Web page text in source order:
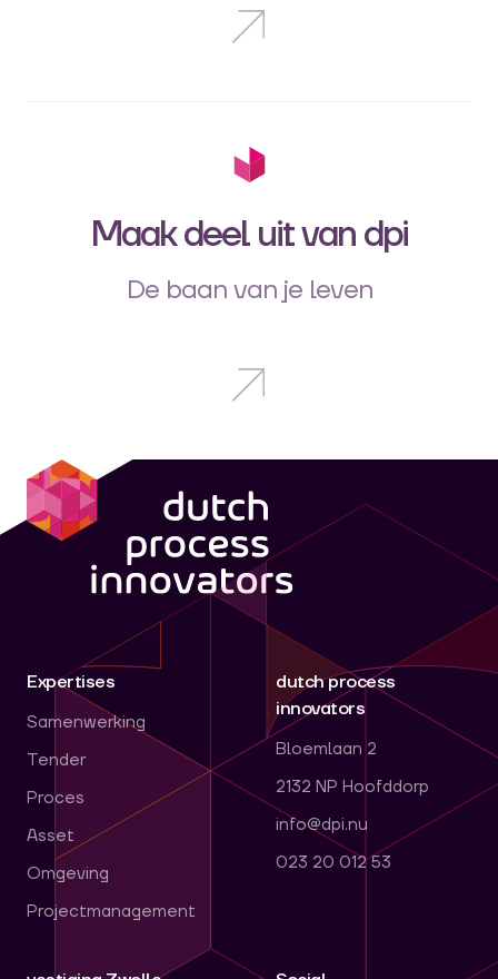
Maak deel uit van dpi
De baan van je leven
Expertises
Samenwerking
Tender
Proces
Asset
Omgeving
Projectmanagement
dutch process
innovators
Bloemlaan 2
2132 NP Hoofddorp
info@dpi.nu
023 20 012 53